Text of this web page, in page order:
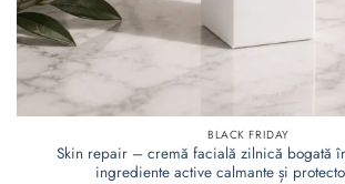
BLACK FRIDAY
Skin repair – cremă facială zilnică bogată
ingrediente active calmante și